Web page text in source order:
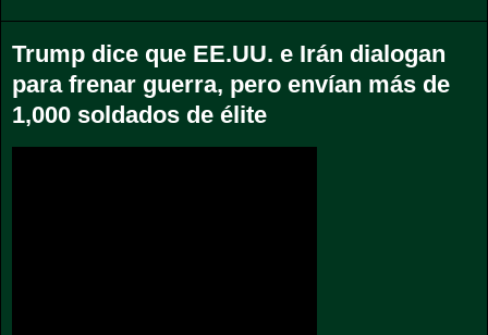
Trump dice que EE.UU. e Irán dialogan
para frenar guerra, pero envían más de
1,000 soldados de élite